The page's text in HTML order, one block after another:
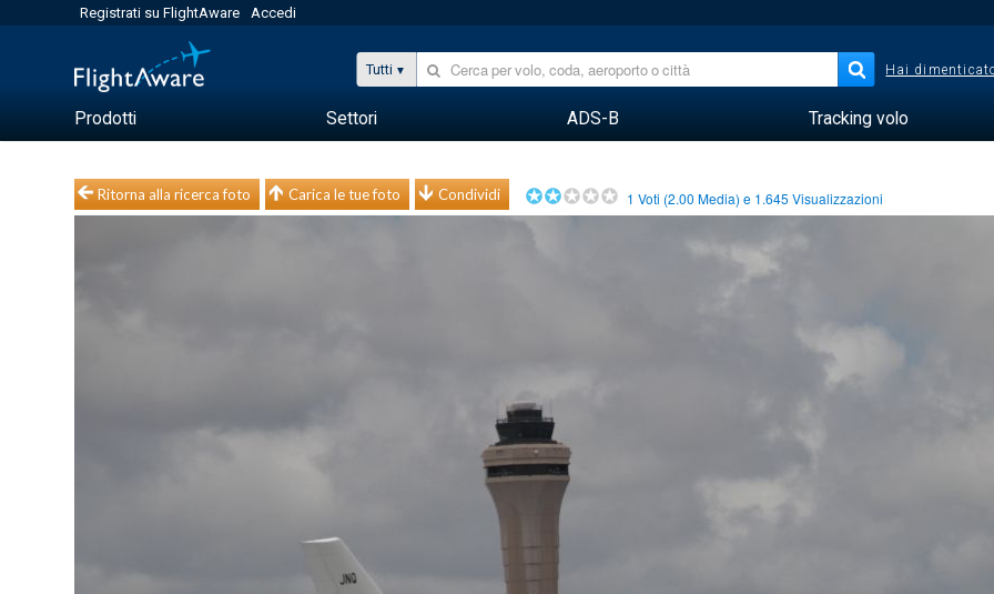
Registrati su FlightAware Accedi
Tutti Hai
Prodotti Settori ADS-B Tracking volo
Ritorna alla ricerca foto Carica le tue foto Condividi 1 Voti (2.00 Media) e 1.645 Visualizzazioni